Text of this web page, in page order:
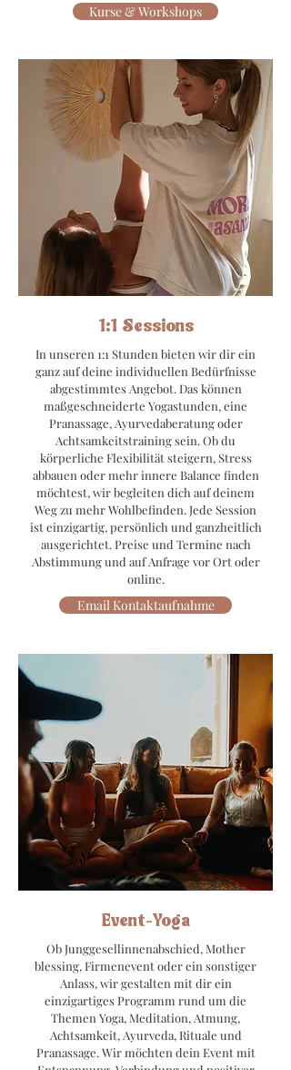
Kurse & Workshops
1:1 Sessions
In unseren 1:1 Stunden bieten wir dir ein
ganz auf deine individuellen Bedürfnisse
abgestimmtes Angebot. Das können
maßgeschneiderte Yogastunden, eine
Pranassage, Ayurvedaberatung oder
Achtsamkeitstraining sein. Ob du
körperliche Flexibilität steigern, Stress
abbauen oder mehr innere Balance finden
möchtest, wir begleiten dich auf deinem
Weg zu mehr Wohlbefinden. Jede Session
ist einzigartig, persönlich und ganzheitlich
ausgerichtet. Preise und Termine nach
Abstimmung und auf Anfrage vor Ort oder
online.
Email Kontaktaufnahme
Event-Yoga
Ob Junggesellinnenabschied, Mother
blessing, Firmenevent oder ein sonstiger
Anlass, wir gestalten mit dir ein
einzigartiges Programm rund um die
Themen Yoga, Meditation, Atmung,
Achtsamkeit, Ayurveda, Rituale und
Pranassage. Wir möchten dein Event mit